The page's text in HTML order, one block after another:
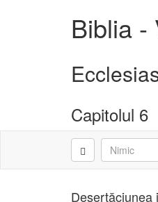
Biblia -
Capitolul 6
Nimic
Deşertăciunea